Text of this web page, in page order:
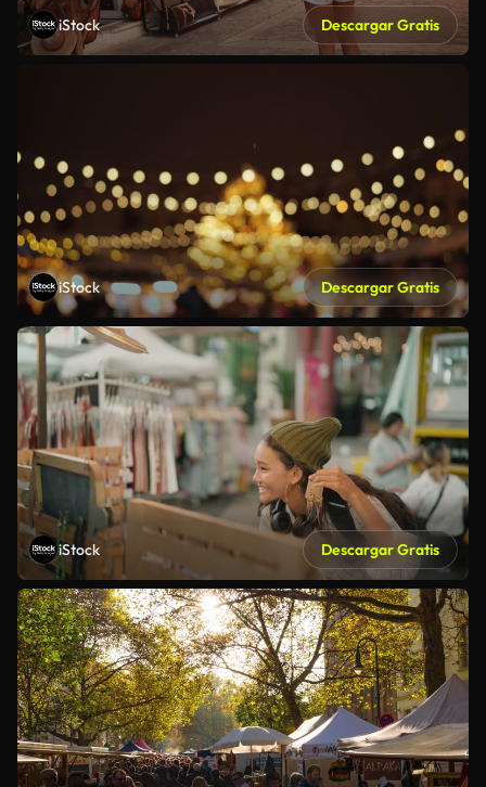
iStock Descargar Gratis
iStock Descargar Gratis
iStock Descargar Gratis